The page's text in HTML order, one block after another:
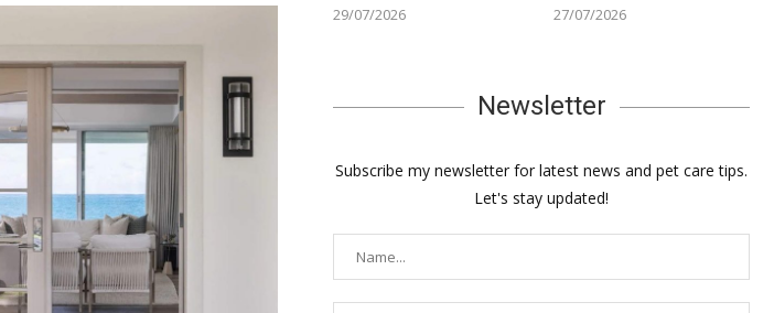
29/07/2026 27/07/2026
Newsletter
Subscribe my newsletter for latest news and pet care tips.
Let's stay updated!